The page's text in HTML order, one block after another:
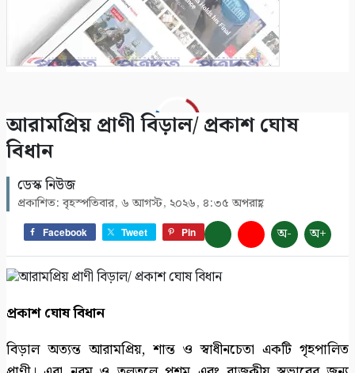
অনিমেষকে জিম্মি করে জলদস্যু ডন বাহিনী, ৩
জলদস্যু আটক
৮
সাতক্ষীরায় ৪৭তম জাতীয় বিজ্ঞান ও প্রযুক্তি সপ্তাহ
উদ্বোধন
৯
সাতক্ষীরায় গহনা ছিনতাইকালে দুর্বৃত্তের ইটের আঘাতে
নারী নিহত
১০
আরামপ্রিয় প্রাণী বিড়াল/ প্রকাশ ঘোষ
বিধান
ডেস্ক নিউজ
প্রকাশিত: বৃহস্পতিবার, ৬ আগস্ট, ২০২৬, ৪:৩৫ অপরাহ্ণ
Facebook Tweet Pin অ- অ+
প্রকাশ ঘোষ বিধান
বিড়াল অত্যন্ত আরামপ্রিয়, শান্ত ও স্বাধীনচেতা একটি গৃহপালিত